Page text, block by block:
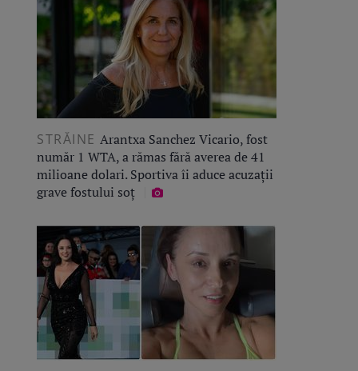
STRĂINE Arantxa Sanchez Vicario, fost
număr 1 WTA, a rămas fără averea de 41
milioane dolari. Sportiva îi aduce acuzații
grave fostului soț